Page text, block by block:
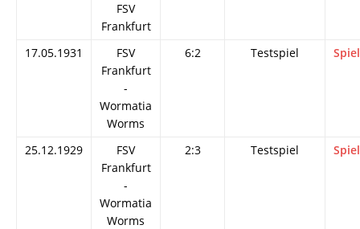
FSV
Frankfurt
17.05.1931
FSV
Frankfurt
-
Wormatia
Worms
6:2 Testspiel
25.12.1929
FSV
Frankfurt
-
Wormatia
Worms
2:3 Testspiel